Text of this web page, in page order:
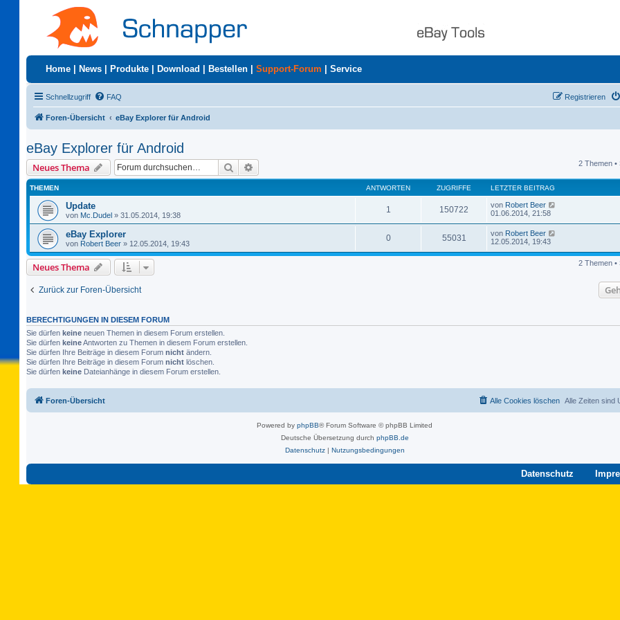
Home News Produkte Download Bestellen Support-Forum Service
Schnellzugriff FAQ Registrieren
Foren-Übersicht eBay Explorer für Android
eBay Explorer für Android
Neues Thema Suche 2 Themen •
THEMEN ANTWORTEN ZUGRIFFE LETZTER BEITRAG
Update
von Mc.Dudel » 31.05.2014, 19:38
1 150722 von Robert Beer
01.06.2014, 21:58
eBay Explorer
von Robert Beer » 12.05.2014, 19:43
0 55031 von Robert Beer
12.05.2014, 19:43
Neues Thema 2 Themen •
Zurück zur Foren-Übersicht
BERECHTIGUNGEN IN DIESEM FORUM
Sie dürfen keine neuen Themen in diesem Forum erstellen.
Sie dürfen keineAntworten zu Themen in diesem Forum erstellen.
Sie dürfen Ihre Beiträge in diesem Forum nicht ändern.
Sie dürfen Ihre Beiträge in diesem Forum nicht löschen.
Sie dürfen keine Dateianhänge in diesem Forum erstellen.
Foren-Übersicht Alle Zeiten sind
Alle Cookies löschen
Powered by phpBB® Forum Software © phpBB Limited
Deutsche Übersetzung durch phpBB.de
Datenschutz| Nutzungsbedingungen
Datenschutz